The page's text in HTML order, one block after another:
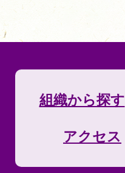
組織から探す
アクセス